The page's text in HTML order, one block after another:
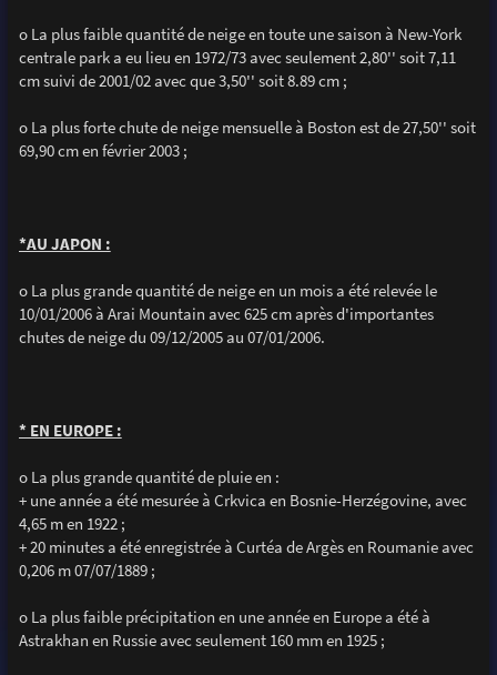
o La plus faible quantité de neige en toute une saison à New-York
centrale park a eu lieu en 1972/73 avec seulement 2,80'' soit 7,11
cm suivi de 2001/02 avec que 3,50'' soit 8.89 cm ;
o La plus forte chute de neige mensuelle à Boston est de 27,50'' soit
69,90 cm en février 2003 ;
*AU JAPON :
o La plus grande quantité de neige en un mois a été relevée le
10/01/2006 à Arai Mountain avec 625 cm après d'importantes
chutes de neige du 09/12/2005 au 07/01/2006.
* EN EUROPE :
o La plus grande quantité de pluie en :
+ une année a été mesurée à Crkvica en Bosnie-Herzégovine, avec
4,65 m en 1922 ;
+ 20 minutes a été enregistrée à Curtéa de Argès en Roumanie avec
0,206 m 07/07/1889 ;
o La plus faible précipitation en une année en Europe a été à
Astrakhan en Russie avec seulement 160 mm en 1925 ;